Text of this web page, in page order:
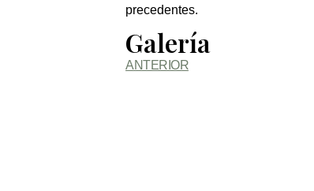
precedentes.
Galería
ANTERIOR